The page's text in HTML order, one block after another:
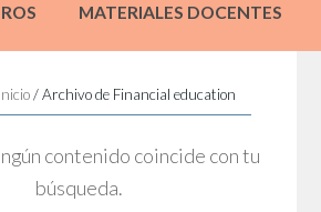
MATERIALES DOCENTES
/Archivo de Financial education
contenido coincide con tu
búsqueda.